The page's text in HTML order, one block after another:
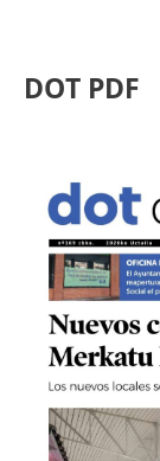
DOT PDF